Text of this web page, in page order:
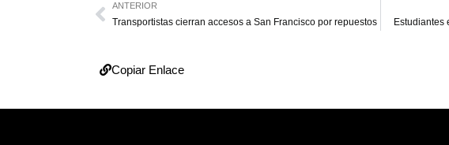
ANTERIOR
Transportistas cierran accesos a San Francisco por repuestos Estudiantes
Copiar Enlace